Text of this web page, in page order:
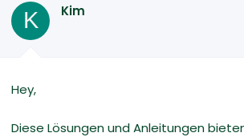
K Kim
Hey,
Diese Lösungen und Anleitungen